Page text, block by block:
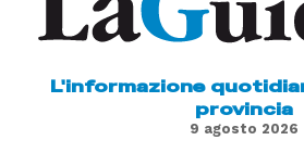
L'informazione
provincia
9 agosto 2026